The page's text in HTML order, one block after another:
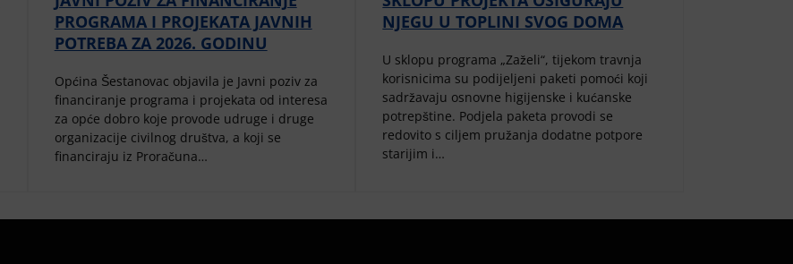
PROGRAMA I PROJEKATA JAVNIH
POTREBA ZA 2026. GODINU
Općina Šestanovac objavila je Javni poziv za
financiranje programa i projekata od interesa
za opće dobro koje provode udruge i druge
organizacije civilnog društva, a koji se
financiraju iz Proračuna…
NJEGU U TOPLINI SVOG DOMA
U sklopu programa „Zaželi“, tijekom travnja
korisnicima su podijeljeni paketi pomoći koji
sadržavaju osnovne higijenske i kućanske
potrepštine. Podjela paketa provodi se
redovito s ciljem pružanja dodatne potpore
starijim i…